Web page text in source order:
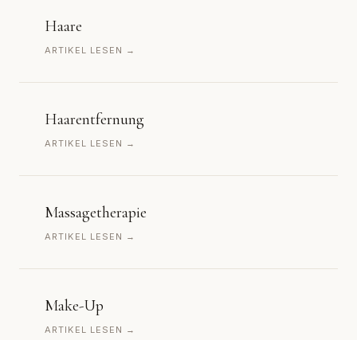
Haare
ARTIKEL LESEN →
Haarentfernung
ARTIKEL LESEN →
Massagetherapie
ARTIKEL LESEN →
Make-Up
ARTIKEL LESEN →